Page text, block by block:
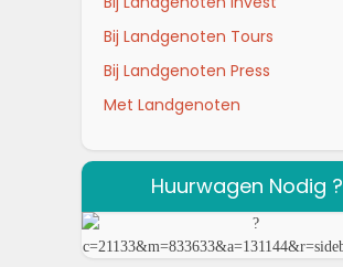
Bij Landgenoten Tours
Bij Landgenoten Press
Met Landgenoten
Huurwagen Nodig ?